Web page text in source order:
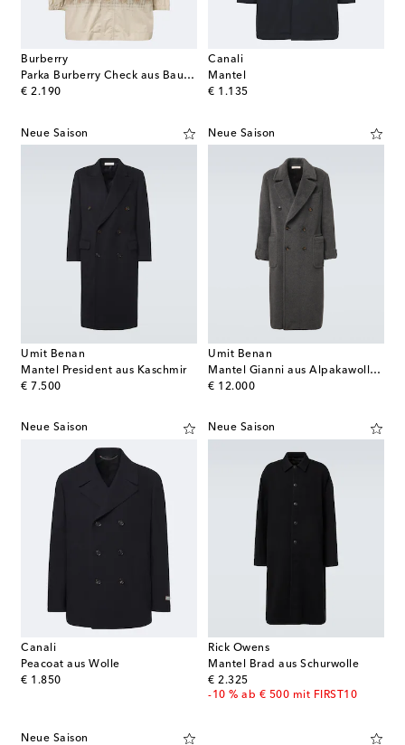
Burberry
Parka Burberry Check aus Baumwollgabardine
€ 2.190
original price
Canali
Mantel
€ 1.135
original price
Neue Saison
Umit Benan
Mantel President aus Kaschmir
€ 7.500
original price
Neue Saison
Umit Benan
Mantel Gianni aus Alpakawolle und Wolle
€ 12.000
original price
Neue Saison
Canali
Peacoat aus Wolle
€ 1.850
original price
Neue Saison
Rick Owens
Mantel Brad aus Schurwolle
€ 2.325
original price
-10 % ab € 500 mit FIRST10
Neue Saison